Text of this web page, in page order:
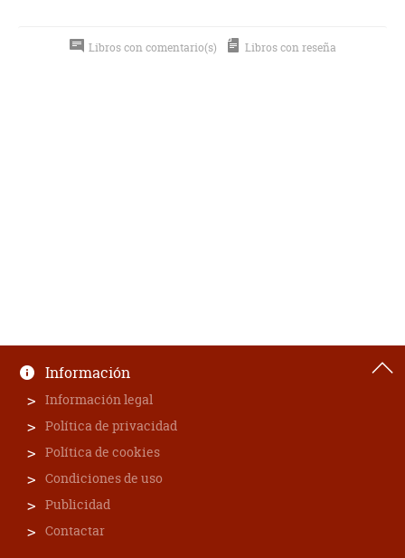
Libros con comentario(s) Libros con reseña
Información
Información legal
Política de privacidad
Política de cookies
Condiciones de uso
Publicidad
Contactar